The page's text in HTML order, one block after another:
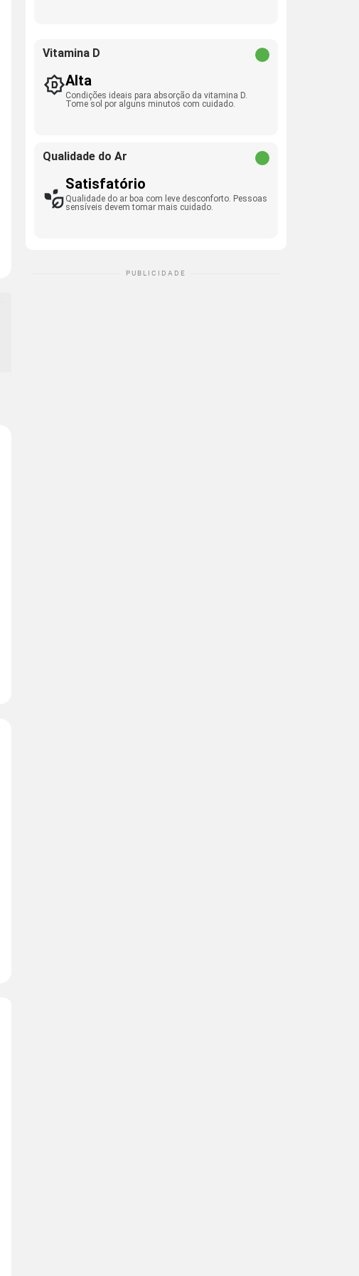
Vitamina D
Alta
Condições ideais para absorção da vitamina D.
Tome sol por alguns minutos com cuidado.
Qualidade do Ar
Satisfatório
Qualidade do ar boa com leve desconforto. Pessoas
sensíveis devem tomar mais cuidado.